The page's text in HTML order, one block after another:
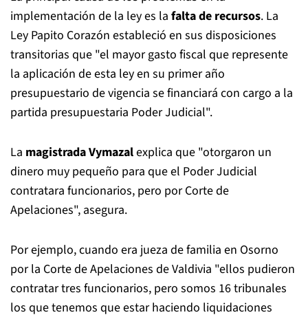
implementación de la ley es la falta de recursos. La
Ley Papito Corazón estableció en sus disposiciones
transitorias que "el mayor gasto fiscal que represente
la aplicación de esta ley en su primer año
presupuestario de vigencia se financiará con cargo a la
partida presupuestaria Poder Judicial".
La magistrada Vymazalexplica que "otorgaron un
dinero muy pequeño para que el Poder Judicial
contratara funcionarios, pero por Corte de
Apelaciones", asegura.
Por ejemplo, cuando era jueza de familia en Osorno
por la Corte de Apelaciones de Valdivia "ellos pudieron
contratar tres funcionarios, pero somos 16 tribunales
los que tenemos que estar haciendo liquidaciones